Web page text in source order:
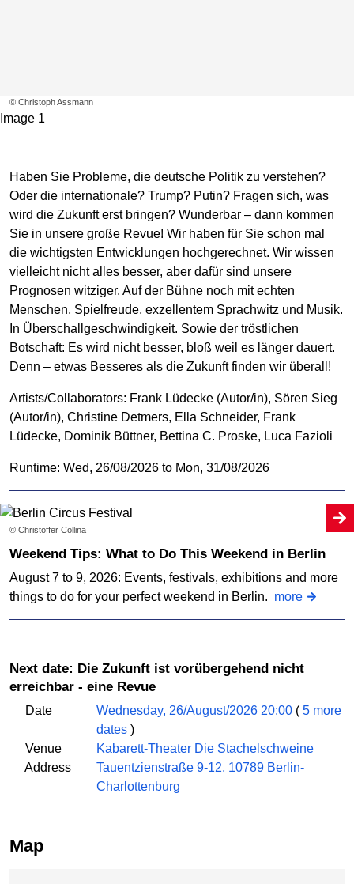
© Christoph Assmann
Image 1
Haben Sie Probleme, die deutsche Politik zu verstehen?
Oder die internationale? Trump? Putin? Fragen sich, was
wird die Zukunft erst bringen? Wunderbar – dann kommen
Sie in unsere große Revue! Wir haben für Sie schon mal
die wichtigsten Entwicklungen hochgerechnet. Wir wissen
vielleicht nicht alles besser, aber dafür sind unsere
Prognosen witziger. Auf der Bühne noch mit echten
Menschen, Spielfreude, exzellentem Sprachwitz und Musik.
In Überschallgeschwindigkeit. Sowie der tröstlichen
Botschaft: Es wird nicht besser, bloß weil es länger dauert.
Denn – etwas Besseres als die Zukunft finden wir überall!
Artists/Collaborators: Frank Lüdecke (Autor/in), Sören Sieg
(Autor/in), Christine Detmers, Ella Schneider, Frank
Lüdecke, Dominik Büttner, Bettina C. Proske, Luca Fazioli
Runtime: Wed, 26/08/2026 to Mon, 31/08/2026
© Christoffer Collina
Weekend Tips: What to Do This Weekend in Berlin
August 7 to 9, 2026: Events, festivals, exhibitions and more
things to do for your perfect weekend in Berlin. more
Next date: Die Zukunft ist vorübergehend nicht
erreichbar - eine Revue
Date Wednesday, 26/August/2026 20:00 ( 5 more
dates )
Venue
Kabarett-Theater Die Stachelschweine
Address
Tauentzienstraße 9-12, 10789 Berlin-
Charlottenburg
Map